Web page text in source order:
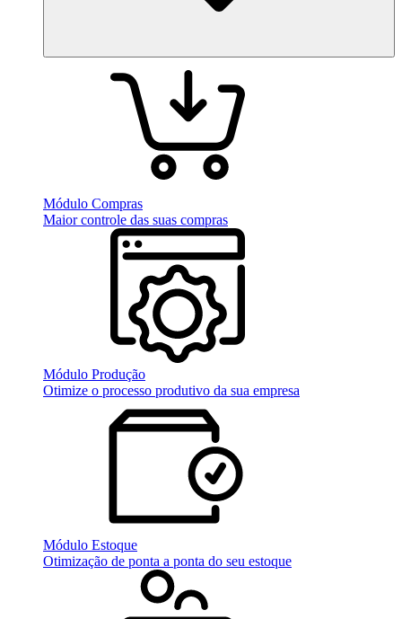
Módulo Compras
Maior controle das suas compras
Módulo Produção
Otimize o processo produtivo da sua empresa
Módulo Estoque
Otimização de ponta a ponta do seu estoque